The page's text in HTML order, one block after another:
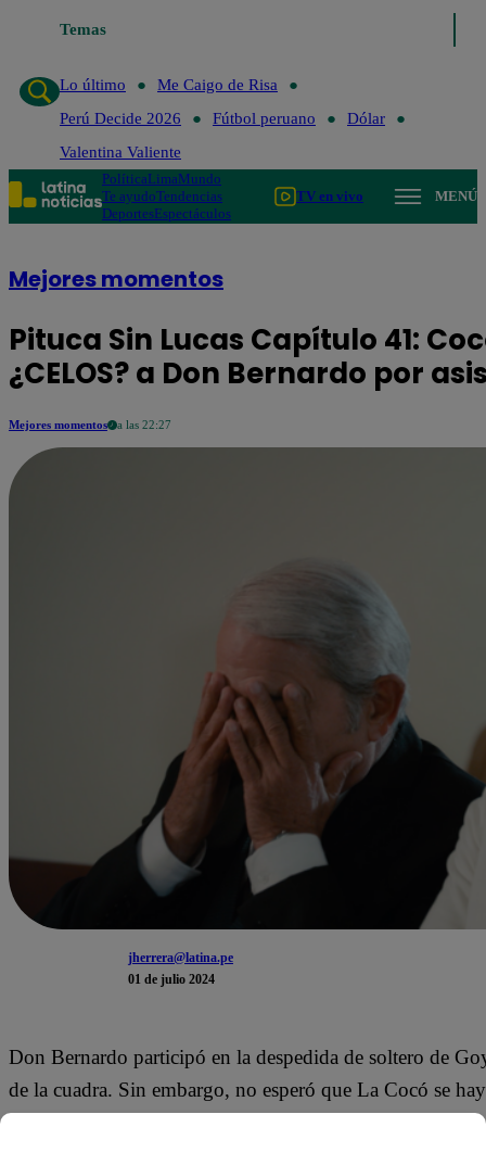
Temas
Perú Decide 2026
Lo último
Me Caigo de Risa
Perú Decide 2026
Fútbol peruano
Dólar
Valentina Valiente
PolíticaLimaMundo
Te ayudoTendencias
DeportesEspectáculos
TV en vivo MENÚ
Mejores momentos
Pituca Sin Lucas Capítulo 41:
¿CELOS? a Don Bernardo por
Mejores momentos a las 22:27
jherrera@latina.pe
01 de julio 2024
Don Bernardo participó en la despedida de soltero de
de la cuadra. Sin embargo, no esperó que La Cocó se
ceremonia en el matrimonio, Cocó no dudó en hacerle